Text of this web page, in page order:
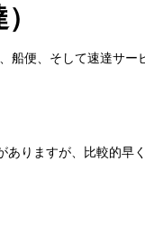
便、そして速達サー
りますが、比較的早